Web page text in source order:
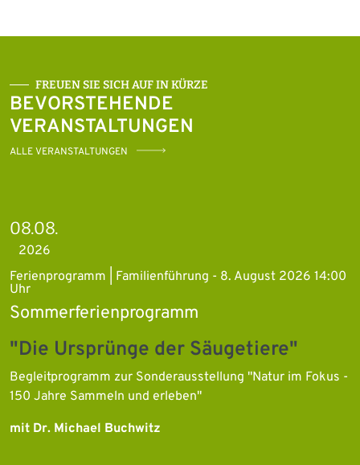
FREUEN SIE SICH AUF IN KÜRZE
BEVORSTEHENDE
VERANSTALTUNGEN
ALLE VERANSTALTUNGEN
08.08.
2026
Ferienprogramm | Familienführung - 8. August 2026 14:00
Uhr
Sommerferienprogramm
"Die Ursprünge der Säugetiere"
Begleitprogramm zur Sonderausstellung "Natur im Fokus -
150 Jahre Sammeln und erleben"
mit Dr. Michael Buchwitz